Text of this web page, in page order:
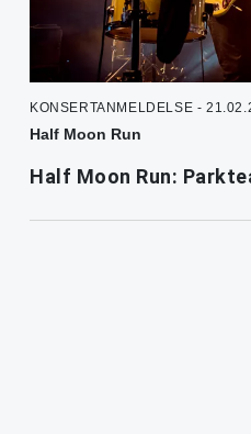
KONSERTANMELDELSE -
Half Moon Run
Half Moon Run: